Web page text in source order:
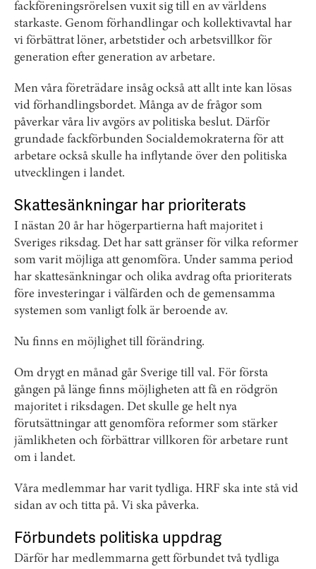
fackföreningsrörelsen vuxit sig till en av världens
starkaste. Genom förhandlingar och kollektivavtal har
vi förbättrat löner, arbetstider och arbetsvillkor för
generation efter generation av arbetare.
Men våra företrädare insåg också att allt inte kan lösas
vid förhandlingsbordet. Många av de frågor som
påverkar våra liv avgörs av politiska beslut. Därför
grundade fackförbunden Socialdemokraterna för att
arbetare också skulle ha inflytande över den politiska
utvecklingen i landet.
Skattesänkningar har prioriterats
I nästan 20 år har högerpartierna haft majoritet i
Sveriges riksdag. Det har satt gränser för vilka reformer
som varit möjliga att genomföra. Under samma period
har skattesänkningar och olika avdrag ofta prioriterats
före investeringar i välfärden och de gemensamma
systemen som vanligt folk är beroende av.
Nu finns en möjlighet till förändring.
Om drygt en månad går Sverige till val. För första
gången på länge finns möjligheten att få en rödgrön
majoritet i riksdagen. Det skulle ge helt nya
förutsättningar att genomföra reformer som stärker
jämlikheten och förbättrar villkoren för arbetare runt
om i landet.
Våra medlemmar har varit tydliga. HRF ska inte stå vid
sidan av och titta på. Vi ska påverka.
Förbundets politiska uppdrag
Därför har medlemmarna gett förbundet två tydliga